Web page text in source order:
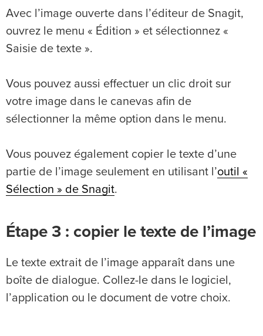
Avec l’image ouverte dans l’éditeur de Snagit,
ouvrez le menu « Édition » et sélectionnez «
Saisie de texte ».
Vous pouvez aussi effectuer un clic droit sur
votre image dans le canevas afin de
sélectionner la même option dans le menu.
Vous pouvez également copier le texte d’une
partie de l’image seulement en utilisant l’outil «
Sélection » de Snagit.
Étape 3 : copier le texte de l’image
Le texte extrait de l’image apparaît dans une
boîte de dialogue. Collez-le dans le logiciel,
l’application ou le document de votre choix.